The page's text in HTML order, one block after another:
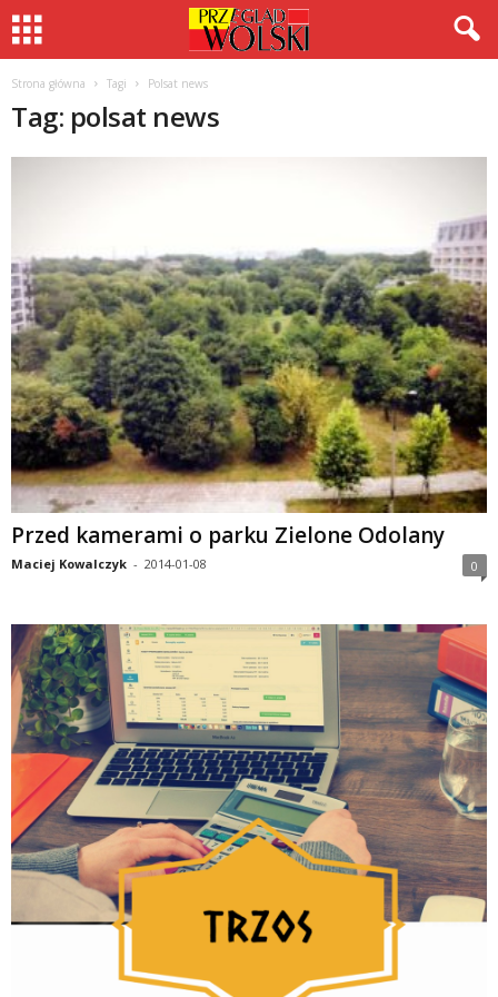
Strona główna Tagi Polsat news
Tag: polsat news
Przed kamerami o parku Zielone Odolany
Maciej Kowalczyk - 2014-01-08 0